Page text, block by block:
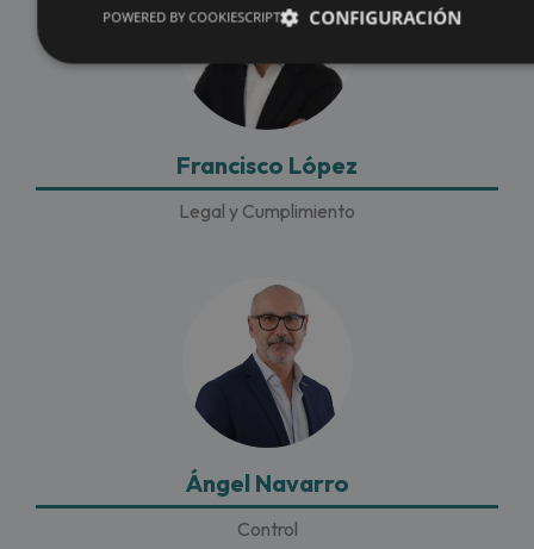
Francisco López
Legal y Cumplimiento
Ángel Navarro
Control
CONFIGURACIÓN
POWERED BY COOKIESCRIPT